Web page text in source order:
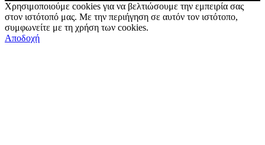
Χρησιμοποιούμε cookies για να βελτιώσουμε την εμπειρία σας
στον ιστότοπό μας. Με την περιήγηση σε αυτόν τον ιστότοπο,
συμφωνείτε με τη χρήση των cookies.
Αποδοχή